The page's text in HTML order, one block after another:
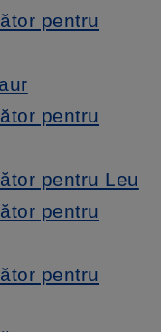
pentru
pentru
pentru Leu
pentru
pentru